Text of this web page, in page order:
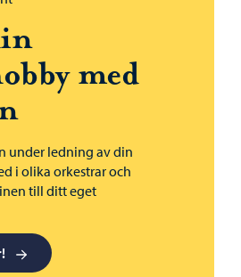
med
under ledning av din
i olika orkestrar och
till ditt eget